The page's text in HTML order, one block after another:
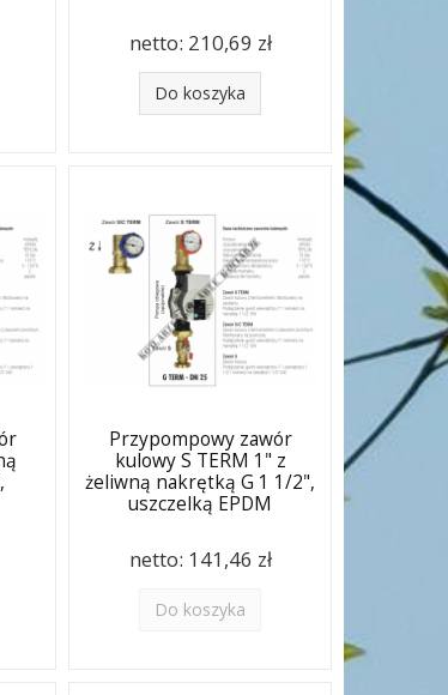
netto: 210,69 zł
Do koszyka
Przypompowy zawór
kulowy S TERM 1" z
żeliwną nakrętką G 1 1/2",
uszczelką EPDM
netto: 141,46 zł
Do koszyka